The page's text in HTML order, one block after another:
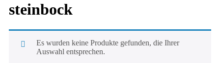
steinbock
Es wurden keine Produkte gefunden, die Ihrer
Auswahl entsprechen.